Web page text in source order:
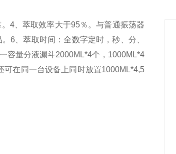
4、萃取效率大于95％。与普通振荡器
6 、萃取时间：全数字定时，秒、分、
容量分液漏斗2000ML*4个， 1000ML*4
可在同一台设备上同时放置1000ML*4,5